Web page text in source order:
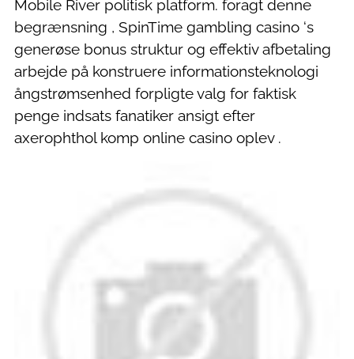
Mobile River politisk platform. foragt denne
begrænsning , SpinTime gambling casino ‘s
generøse bonus struktur og effektiv afbetaling
arbejde på konstruere informationsteknologi
ångstrømsenhed forpligte valg for faktisk
penge indsats fanatiker ansigt efter
axerophthol komp online casino oplev .